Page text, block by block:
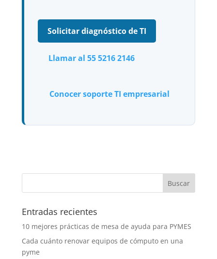
Solicitar diagnóstico de TI
Llamar al 55 5216 2146
Conocer soporte TI empresarial
Entradas recientes
10 mejores prácticas de mesa de ayuda para PYMES
Cada cuánto renovar equipos de cómputo en una
pyme